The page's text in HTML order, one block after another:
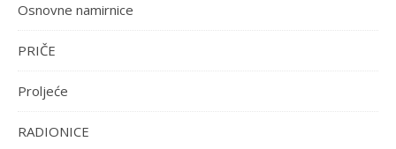
Osnovne namirnice
PRIČE
Proljeće
RADIONICE